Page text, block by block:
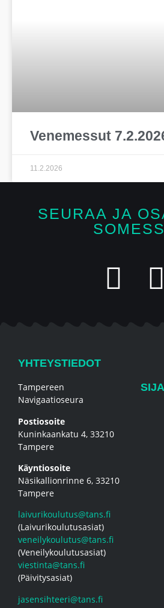
Venemessut
11.2.2026
SEURAA JA
YHTEYSTIEDOT
Tampereen
Navigaatioseura
Postiosoite
Kuninkaankatu 4, 33210
Tampere
Käyntiosoite
Näsikallionrinne 6, 33210
Tampere
laivurikoulutus@tans.fi
(Laivurikoulutusasiat)
veneilykoulutus@tans.fi
(Veneilykoulutusasiat)
viestinta@tans.fi
(Päivitysasiat)
jasensihteeri@tans.fi